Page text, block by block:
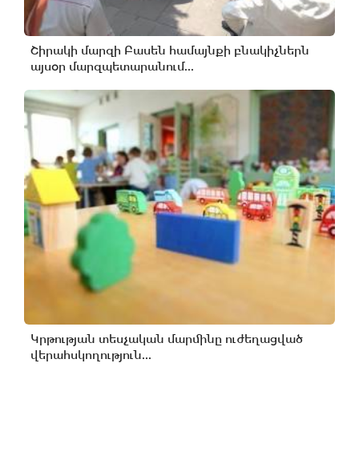
Շիրակի մարզի Բասեն համայնքի բնակիչներն
այսօր մարզպետարանում...
Կրթության տեսչական մարմինը ուժեղացված
վերահսկողություն...